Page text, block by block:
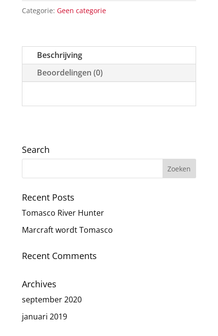
Categorie: Geen categorie
Beschrijving
Beoordelingen (0)
Search
Recent Posts
Tomasco River Hunter
Marcraft wordt Tomasco
Recent Comments
Archives
september 2020
januari 2019